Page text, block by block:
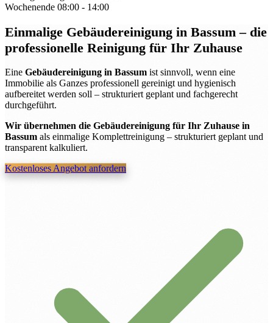
Wochenende 08:00 - 14:00
Einmalige Gebäudereinigung in Bassum– die
professionelle Reinigung für Ihr Zuhause
Eine Gebäudereinigung in Bassum ist sinnvoll, wenn eine
Immobilie als Ganzes professionell gereinigt und hygienisch
aufbereitet werden soll – strukturiert geplant und fachgerecht
durchgeführt.
Wir übernehmen die Gebäudereinigung für Ihr Zuhause in
Bassum als einmalige Komplettreinigung – strukturiert geplant und
transparent kalkuliert.
Kostenloses Angebot anfordern